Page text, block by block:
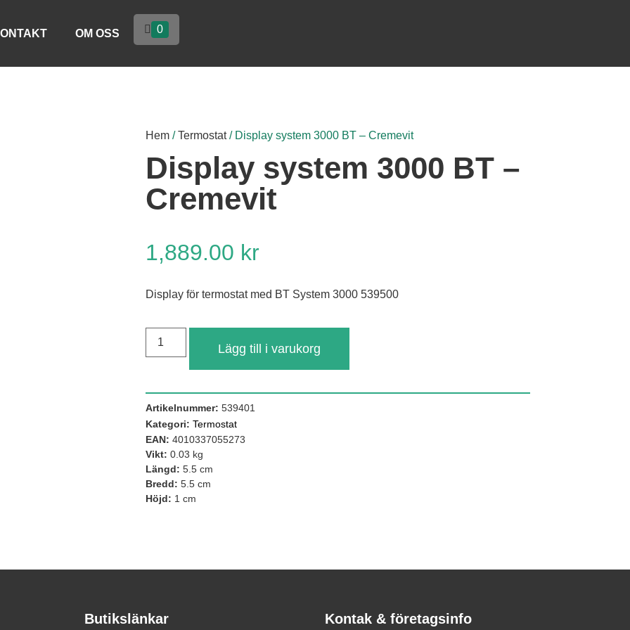
OM OSS 0
Hem /Termostat/ Display system 3000 BT – Cremevit
Display system 3000 BT –
Cremevit
1,889.00 kr
Display för termostat med BT System 3000 539500
Lägg till i varukorg
Artikelnummer: 539401
Kategori: Termostat
EAN: 4010337055273
Vikt: 0.03 kg
Längd: 5.5 cm
Bredd: 5.5 cm
Höjd: 1 cm
Butikslänkar Kontak & företagsinfo